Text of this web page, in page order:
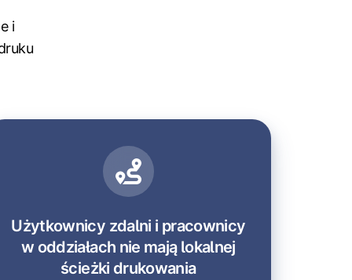
i
Użytkownicy zdalni i pracownicy
w oddziałach nie mają lokalnej
ścieżki drukowania